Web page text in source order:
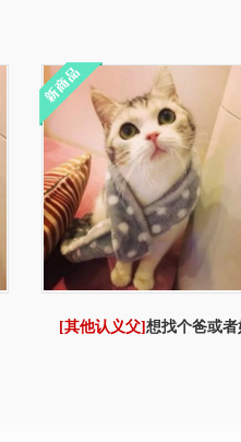
[其他认义父] 想找个爸或者